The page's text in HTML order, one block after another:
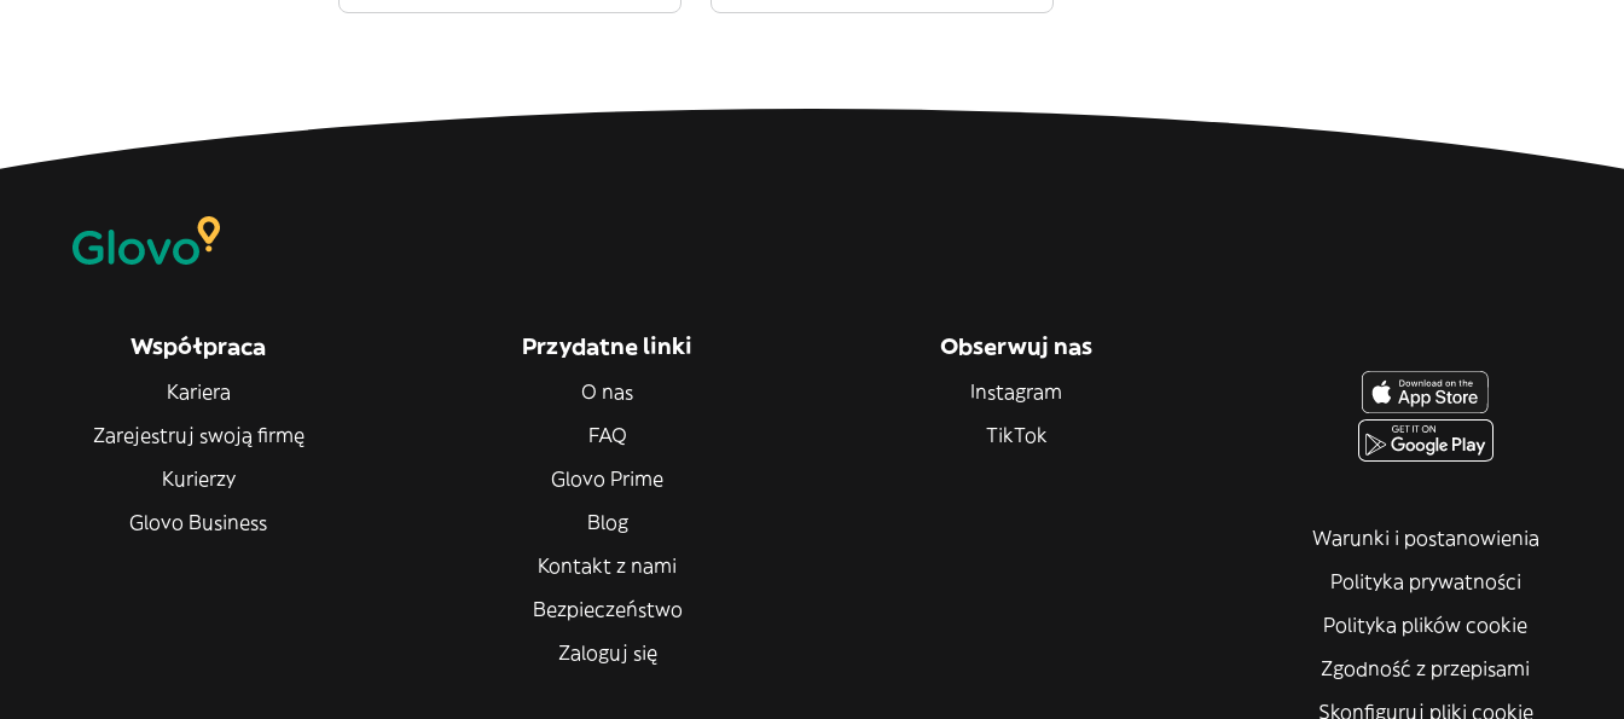
Współpraca
Kariera
Zarejestruj swoją firmę
Kurierzy
Glovo Business
Przydatne linki
O nas
FAQ
Glovo Prime
Blog
Kontakt z nami
Bezpieczeństwo
Zaloguj się
Obserwuj nas
Instagram
TikTok
Warunki i postanowienia
Polityka prywatności
Polityka plików cookie
Zgodność z przepisami
Skonfiguruj pliki cookie